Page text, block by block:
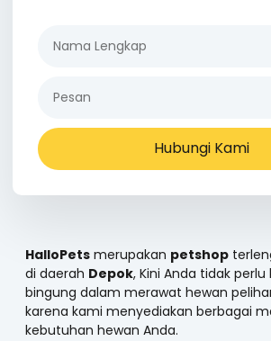
Hubungi Kami
HalloPets merupakan petshop
di daerah Depok, Kini Anda tidak
bingung dalam merawat hewan
karena kami menyediakan berbagai
kebutuhan hewan Anda.